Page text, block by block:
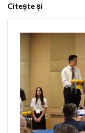
Citește și